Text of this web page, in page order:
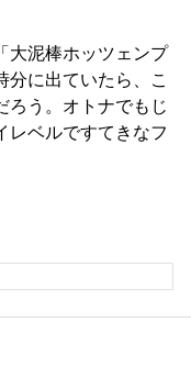
大泥棒ホッツェンプ
分に出ていたら、こ
ろう。オトナでもじ
レベルですてきなフ